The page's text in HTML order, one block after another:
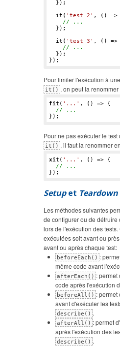
  });
  it(
'test 2' , () =>
// ...
  });
  it(
'test 3' , () =>
// ...
  });
Pour limiter l'exécution à
it() , on peut la renommer
fit ( '...' , () => {
// ...
Pour ne pas exécuter le
it() , il faut la renommer
xit ( '...' , () => {
// ...
Setupet Teardown
Les méthodes suivantes
de configurer ou de détruire
lors de l'exécution des
exécutées soit avant ou
avant ou après chaque test:
beforeEach() :
même code avant
afterEach() : permet
code après l'exécution
beforeAll() : permet
avant d'exécuter les
describe() .
afterAll() : permet
après l'exécution des
describe() .